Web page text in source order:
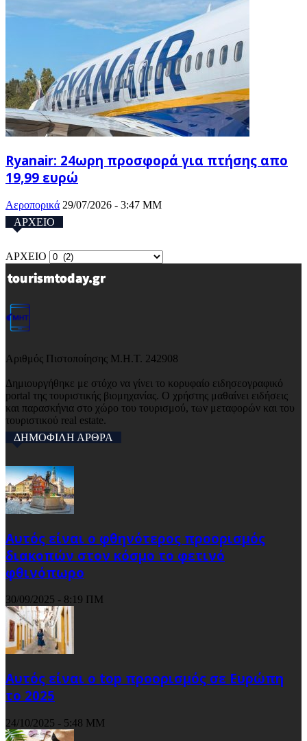
Ryanair: 24ωρη προσφορά για πτήσης απο
19,99 ευρώ
Αεροπορικά 29/07/2026 - 3:47 ΜΜ
ΑΡΧΕΙΟ
ΑΡΧΕΙΟ
Αριθμός Πιστοποίησης Μ.Η.Τ. 242908
Δημιουργήθηκε με στόχο να γίνει το κορυφαίο ειδησεογραφικό
portal της τουριστικής βιομηχανίας. Ο χρήστης μαθαίνει ειδήσεις
και παρασκήνια στο χώρο του τουρισμού, των μεταφορών και του
τουριστικού real estate.
ΔΗΜΟΦΙΛΗ ΑΡΘΡΑ
Αυτός είναι ο φθηνότερος προορισμός
διακοπών στον κόσμο το φετινό
φθινόπωρο
30/09/2025 - 8:19 ΠΜ
Αυτός είναι ο top προορισμός σε Ευρώπη
το 2025
24/10/2025 - 5:48 ΜΜ